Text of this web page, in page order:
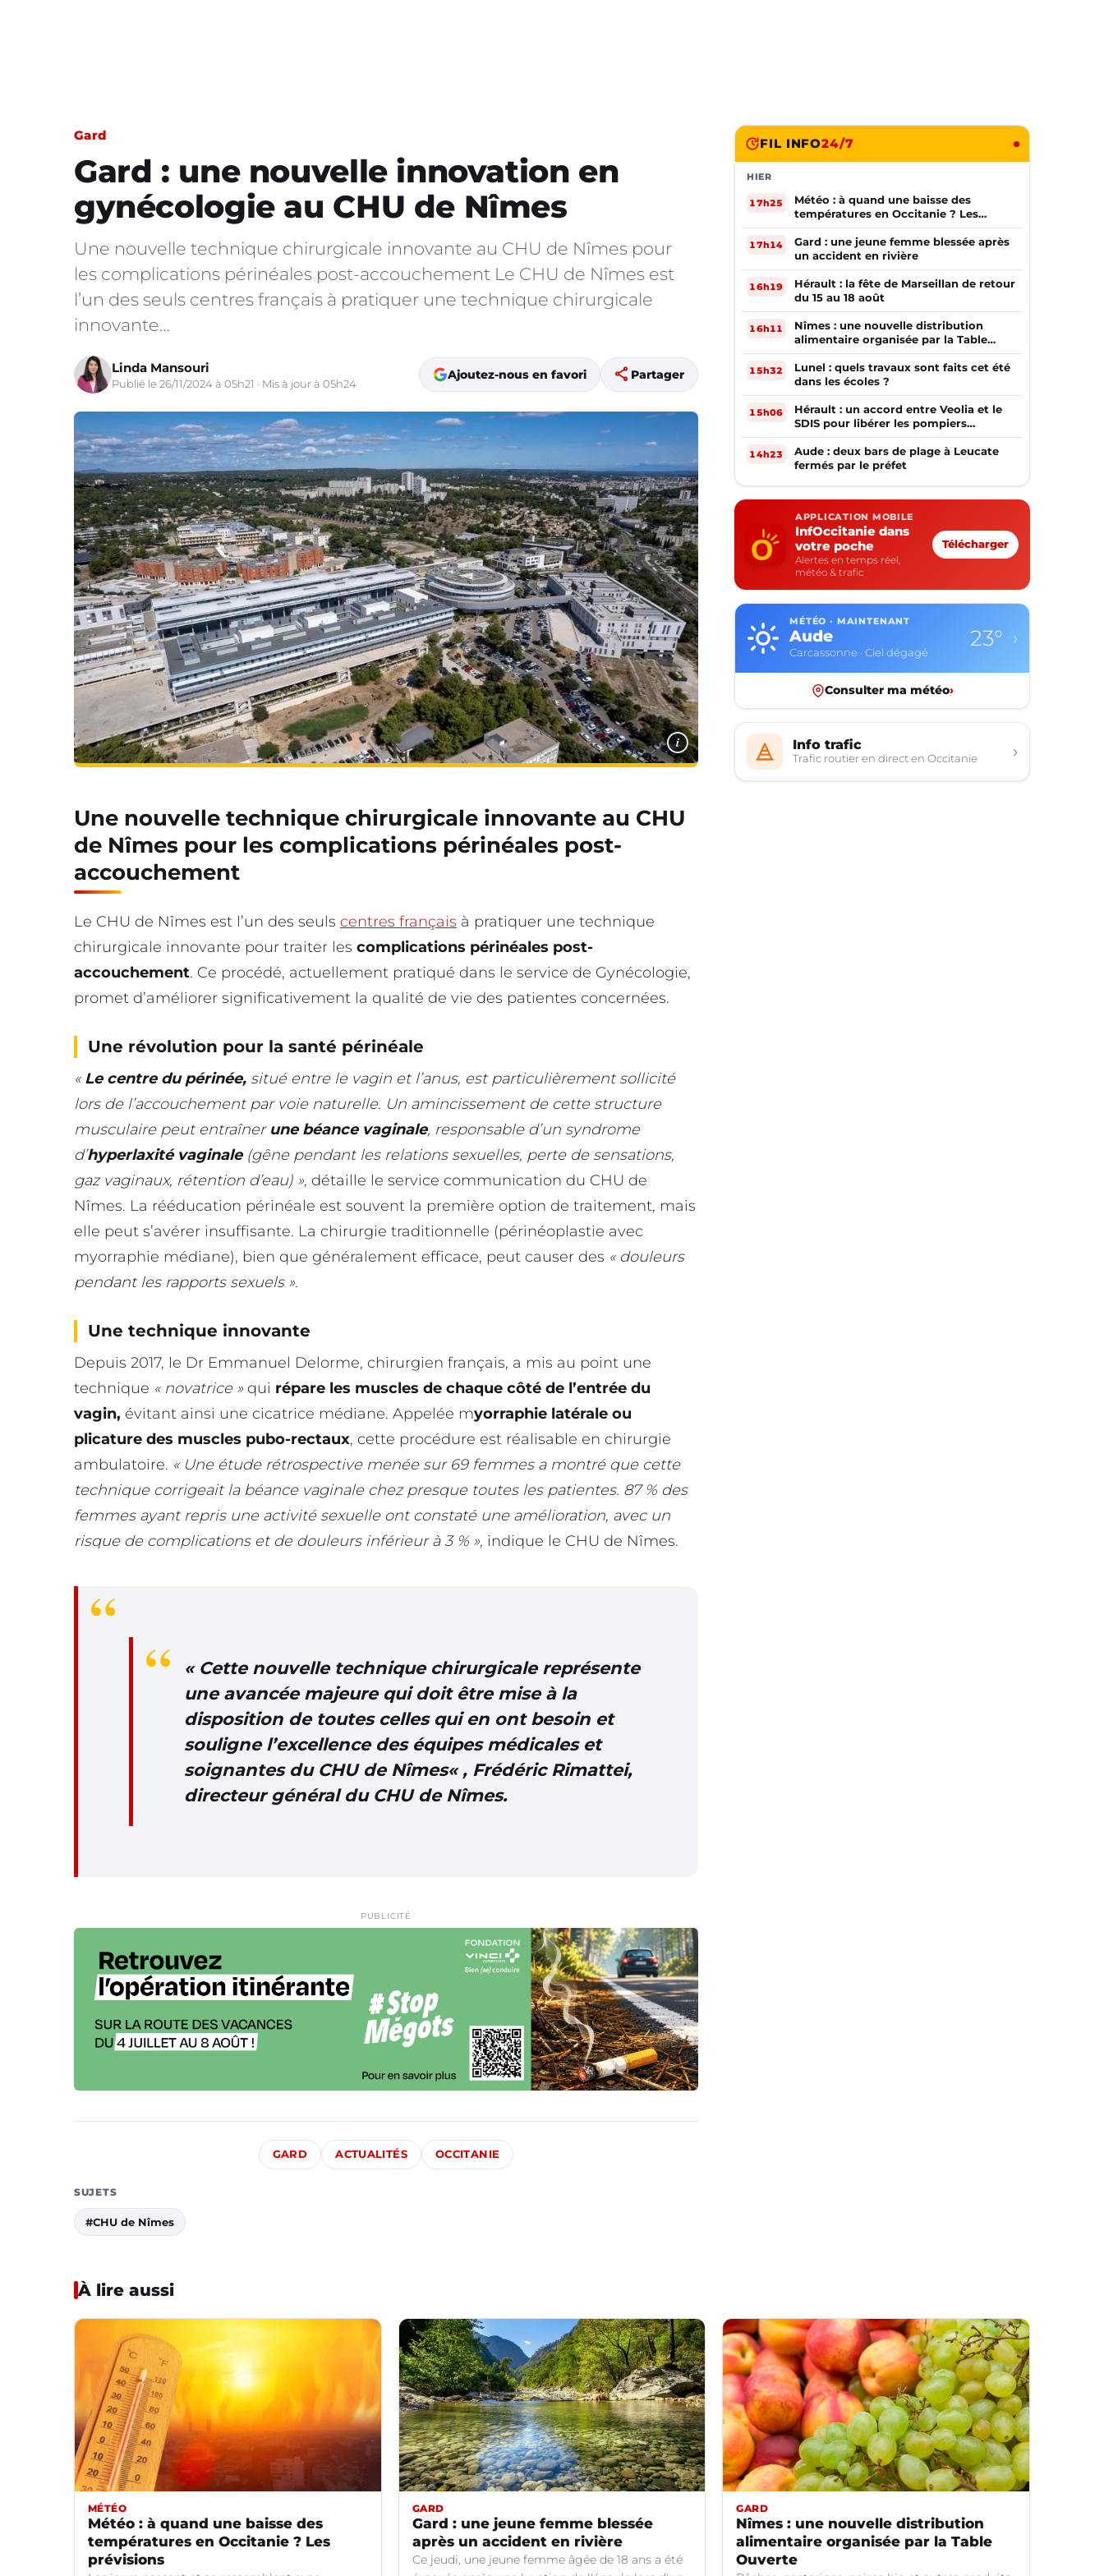
Gard
Gard : une nouvelle innovation en
gynécologie au CHU de Nîmes
Une nouvelle technique chirurgicale innovante au CHU de Nîmes pour
les complications périnéales post-accouchement Le CHU de Nîmes est
l’un des seuls centres français à pratiquer une technique chirurgicale
innovante…
Linda Mansouri
Publié le 26/11/2024 à 05h21 · Mis à jour à 05h24
Ajoutez-nous en favori share Partager
i
Une nouvelle technique chirurgicale innovante au CHU
de Nîmes pour les complications périnéales post-
accouchement
Le CHU de Nîmes est l’un des seuls centres français à pratiquer une technique
chirurgicale innovante pour traiter les complications périnéales post-
accouchement. Ce procédé, actuellement pratiqué dans le service de Gynécologie,
promet d’améliorer significativement la qualité de vie des patientes concernées.
Une révolution pour la santé périnéale
« Le centre du périnée, situé entre le vagin et l’anus, est particulièrement sollicité
lors de l’accouchement par voie naturelle. Un amincissement de cette structure
musculaire peut entraîner une béance vaginale, responsable d’un syndrome
d’hyperlaxité vaginale (gêne pendant les relations sexuelles, perte de sensations,
gaz vaginaux, rétention d’eau) », détaille le service communication du CHU de
Nîmes. La rééducation périnéale est souvent la première option de traitement, mais
elle peut s’avérer insuffisante. La chirurgie traditionnelle (périnéoplastie avec
myorraphie médiane), bien que généralement efficace, peut causer des « douleurs
pendant les rapports sexuels ».
Une technique innovante
Depuis 2017, le Dr Emmanuel Delorme, chirurgien français, a mis au point une
technique « novatrice » qui répare les muscles de chaque côté de l’entrée du
vagin, évitant ainsi une cicatrice médiane. Appelée myorraphie latérale ou
plicature des muscles pubo-rectaux, cette procédure est réalisable en chirurgie
ambulatoire. « Une étude rétrospective menée sur 69 femmes a montré que cette
technique corrigeait la béance vaginale chez presque toutes les patientes. 87 % des
femmes ayant repris une activité sexuelle ont constaté une amélioration, avec un
risque de complications et de douleurs inférieur à 3 % », indique le CHU de Nîmes.
« Cette nouvelle technique chirurgicale représente
une avancée majeure qui doit être mise à la
disposition de toutes celles qui en ont besoin et
souligne l’excellence des équipes médicales et
soignantes du CHU de Nîmes« , Frédéric Rimattei,
directeur général du CHU de Nîmes.
PUBLICITÉ
GARD ACTUALITÉS OCCITANIE
SUJETS
#CHU de Nîmes
FIL INFO24/7
HIER
17h25
Météo : à quand une baisse des
températures en Occitanie ? Les
prévisions
17h14
Gard : une jeune femme blessée après
un accident en rivière
16h19
Hérault : la fête de Marseillan de retour
du 15 au 18 août
16h11
Nîmes : une nouvelle distribution
alimentaire organisée par la Table
Ouverte
15h32
Lunel : quels travaux sont faits cet été
dans les écoles ?
15h06
Hérault : un accord entre Veolia et le
SDIS pour libérer les pompiers
volontaires
14h23
Aude : deux bars de plage à Leucate
fermés par le préfet
APPLICATION MOBILE
InfOccitanie dans
votre poche
Alertes en temps réel,
météo & trafic
Télécharger
MÉTÉO · MAINTENANT
Aude
Carcassonne · Ciel dégagé
23° ›
Consulter ma météo›
Info trafic
Trafic routier en direct en Occitanie ›
À lire aussi
MÉTÉO
Météo : à quand une baisse des
températures en Occitanie ? Les
prévisions
GARD
Gard : une jeune femme blessée
après un accident en rivière
Ce jeudi, une jeune femme âgée de 18 ans a été
GARD
Nîmes : une nouvelle distribution
alimentaire organisée par la Table
Ouverte